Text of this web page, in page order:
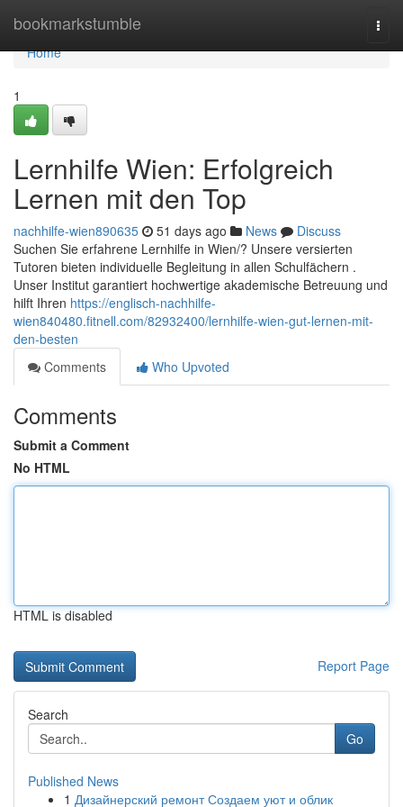
bookmarkstumble
Home
Home
1
Lernhilfe Wien: Erfolgreich
Lernen mit den Top
nachhilfe-wien890635 51 days ago News
Discuss
Suchen Sie erfahrene Lernhilfe in Wien/? Unsere versierten
Tutoren bieten individuelle Begleitung in allen Schulfächern .
Unser Institut garantiert hochwertige akademische Betreuung und
hilft Ihren https://englisch-nachhilfe-
wien840480.fitnell.com/82932400/lernhilfe-wien-gut-lernen-mit-
den-besten
Comments
Who Upvoted
Comments
Submit a Comment
No HTML
HTML is disabled
Report Page
Search
Go
Published News
1 Дизайнерский ремонт Создаем уют и облик